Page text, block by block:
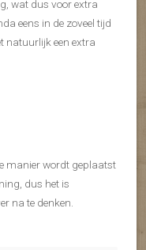
wat dus voor extra
eens in de zoveel tijd
natuurlijk een extra
manier wordt geplaatst
dus het is
na te denken.